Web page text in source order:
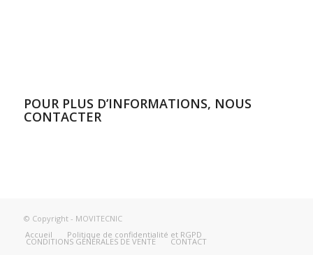
POUR PLUS D’INFORMATIONS, NOUS
CONTACTER
© Copyright - MOVITECNIC
Accueil
Politique de confidentialité et RGPD
CONDITIONS GÉNÉRALES DE VENTE CONTACT